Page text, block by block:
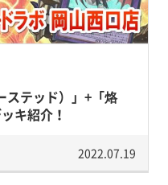
ステッド）」+「烙
キ紹介！
2022.07.19